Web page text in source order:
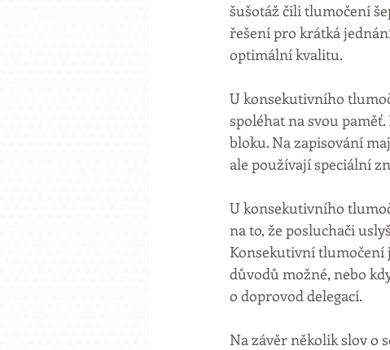
šušotáž čili tlumočení
řešení pro krátká
optimální kvalitu.
U konsekutivního
spoléhat na svou
bloku. Na zapisování
ale používají speciální
U konsekutivního
na to, že posluchači
Konsekutivní tlumočení
důvodů možné, nebo
o doprovod delegací.
Na závěr několik slov o